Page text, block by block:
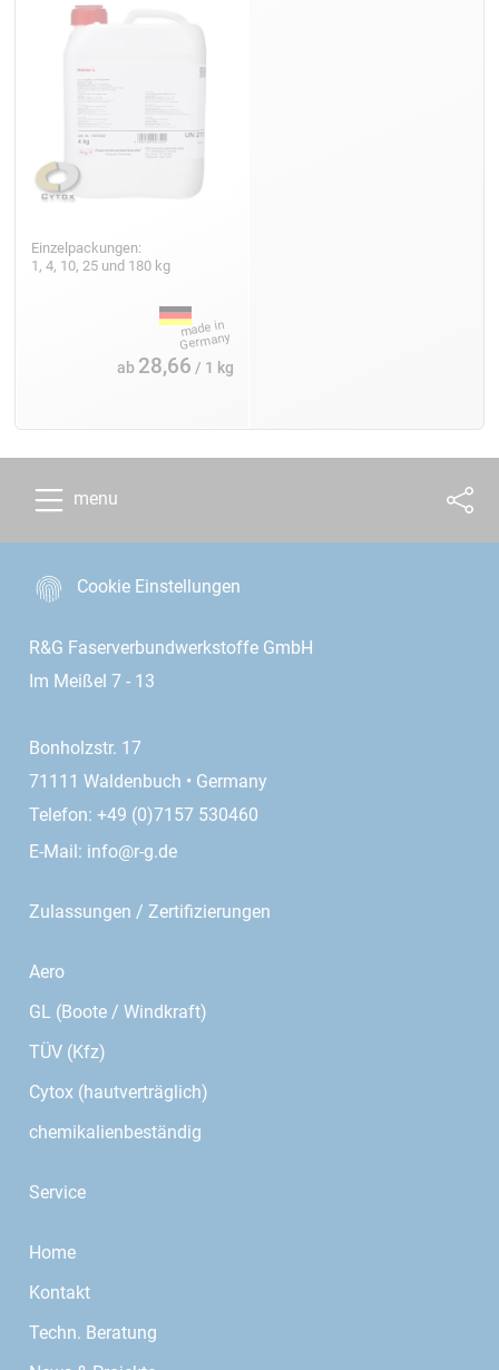
Einzelpackungen:
1, 4, 10, 25 und 180 kg
ab 28,66 / 1 kg
menu
Cookie Einstellungen
R&G Faserverbundwerkstoffe GmbH
Im Meißel 7 - 13
Bonholzstr. 17
71111 Waldenbuch • Germany
Telefon: +49 (0)7157 530460
E-Mail: info@r-g.de
Zulassungen / Zertifizierungen
Aero
GL (Boote / Windkraft)
TÜV (Kfz)
Cytox (hautverträglich)
chemikalienbeständig
Service
Home
Kontakt
Techn. Beratung